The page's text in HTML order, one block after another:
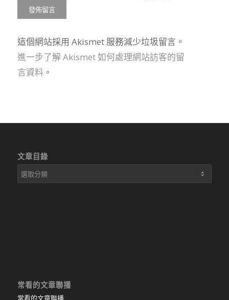
這個網站採用 Akismet 服務減少垃圾留言。
進一步了解 Akismet 如何處理網站訪客的留
言資料。
文章目錄
文
章
常看的文章聯播